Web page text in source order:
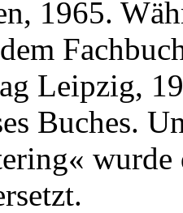
1965.
Leipzig,
Buches.